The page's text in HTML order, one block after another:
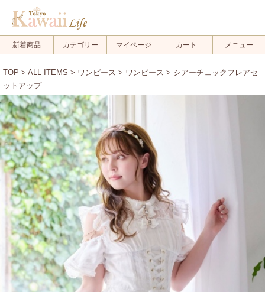
新着商品 カテゴリー マイページ カート メニュー
TOP > ALL ITEMS > ワンピース > ワンピース > シアーチェックフレアセ
ットアップ